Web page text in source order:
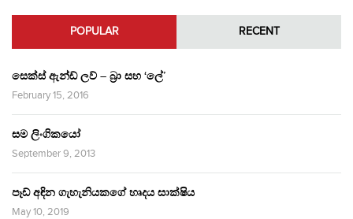
POPULAR RECENT
සෙක්ස් ඇන්ඩ් ලව් – බ්‍රා සහ ‘ලේ’
February 15, 2016
සම ලිංගිකයෝ
September 9, 2013
පෑඩ් අඳින ගැහැනියකගේ හෘදය සාක්ෂිය
May 10, 2019